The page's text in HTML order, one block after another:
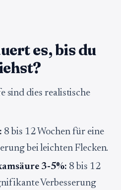
es, bis du
sind dies realistische
8 bis 12 Wochen für eine
bei leichten Flecken.
3-5%: 8 bis 12
Verbesserung